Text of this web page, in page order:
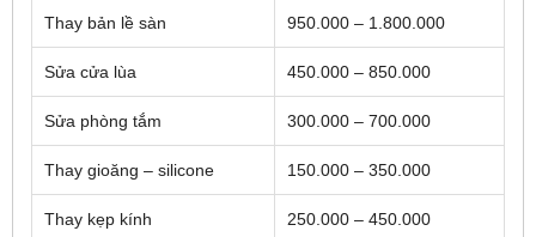
Thay bản lề sàn 950.000 – 1.800.000
Sửa cửa lùa 450.000 – 850.000
Sửa phòng tắm 300.000 – 700.000
Thay gioăng – silicone 150.000 – 350.000
Thay kẹp kính 250.000 – 450.000